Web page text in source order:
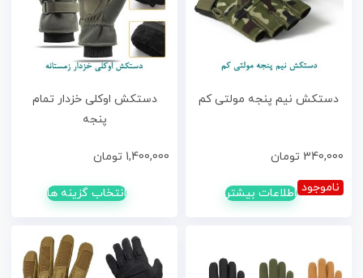
دستکش نیم پنجه مولتی کم
340,000 تومان
ناموجود اطلاعات بیشتر
دستکش اوکلی خزدار تمام
پنجه
1,400,000 تومان
انتخاب گزینه ها